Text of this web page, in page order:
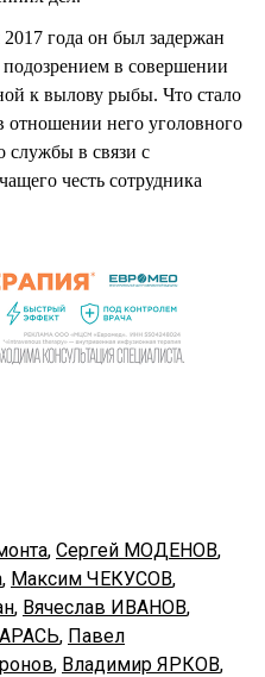
года он был задержан
в совершении
к вылову рыбы. Что стало
отношении него уголовного
службы в связи с
честь сотрудника
, Сергей МОДЕНОВ,
, Максим ЧЕКУСОВ,
, Вячеслав ИВАНОВ,
, Павел
, Владимир ЯРКОВ,